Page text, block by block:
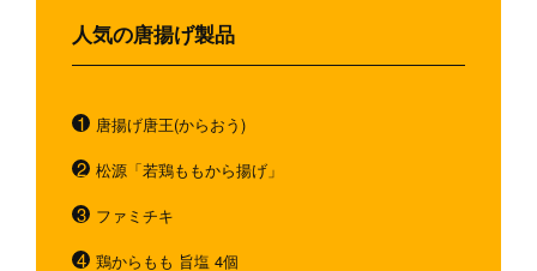
人気の唐揚げ製品
唐揚げ唐王(からおう)
松源「若鶏ももから揚げ」
ファミチキ
鶏からもも 旨塩 4個